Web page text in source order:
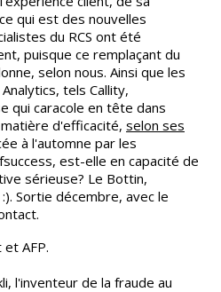
qui est des nouvelles
du RCS ont été
puisque ce remplaçant du
selon nous. Ainsi que les
tels Callity,
qui caracole en tête dans
d'efficacité, selon ses
à l'automne par les
est-elle en capacité de
sérieuse? Le Bottin,
Sortie décembre, avec le
AFP.
l'inventeur de la fraude au